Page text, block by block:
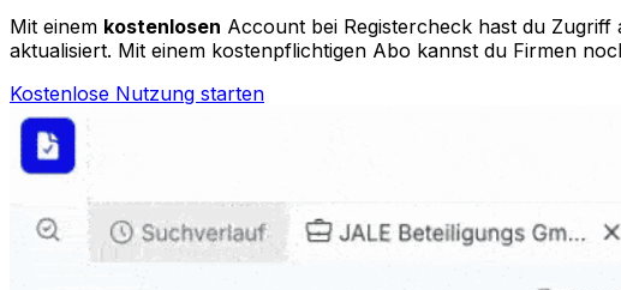
Mit einem kostenlosen Account bei Registercheck hast du
aktualisiert. Mit einem kostenpflichtigen Abo kannst du Firmen
Kostenlose Nutzung starten